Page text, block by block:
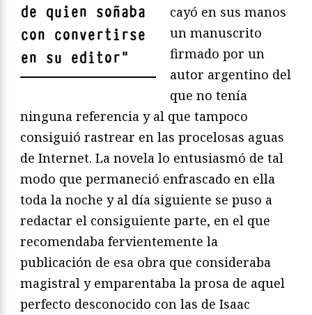
de quien soñaba
con convertirse
en su editor"
cayó en sus manos
un manuscrito
firmado por un
autor argentino del
que no tenía
ninguna referencia y al que tampoco
consiguió rastrear en las procelosas aguas
de Internet. La novela lo entusiasmó de tal
modo que permaneció enfrascado en ella
toda la noche y al día siguiente se puso a
redactar el consiguiente parte, en el que
recomendaba fervientemente la
publicación de esa obra que consideraba
magistral y emparentaba la prosa de aquel
perfecto desconocido con las de Isaac